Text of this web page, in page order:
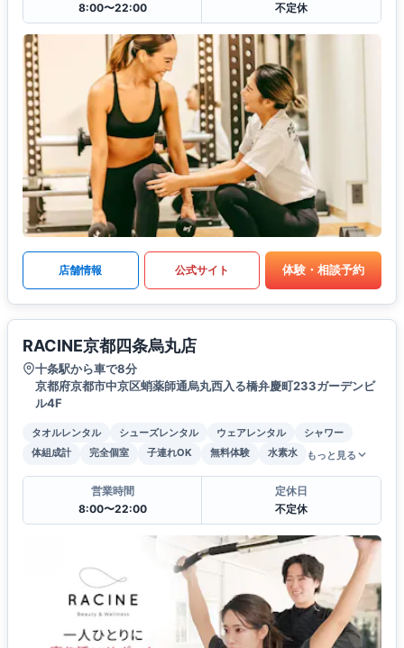
8:00〜22:00
不定休
店舗情報 公式サイト 体験・相談予約
RACINE京都四条烏丸店
十条駅から車で8分
京都府京都市中京区蛸薬師通烏丸西入る橋弁慶町233ガーデンビ
ル4F
タオルレンタル シューズレンタル ウェアレンタル
シャワー
体組成計
完全個室 子連れOK 無料体験 水素水 もっと見る
営業時間
8:00〜22:00
定休日
不定休